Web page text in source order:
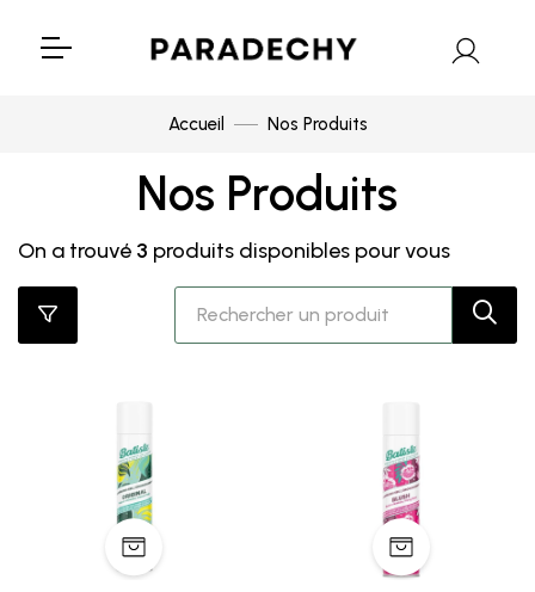
Accueil Nos Produits
Nos Produits
On a trouvé 3 produits disponibles pour vous